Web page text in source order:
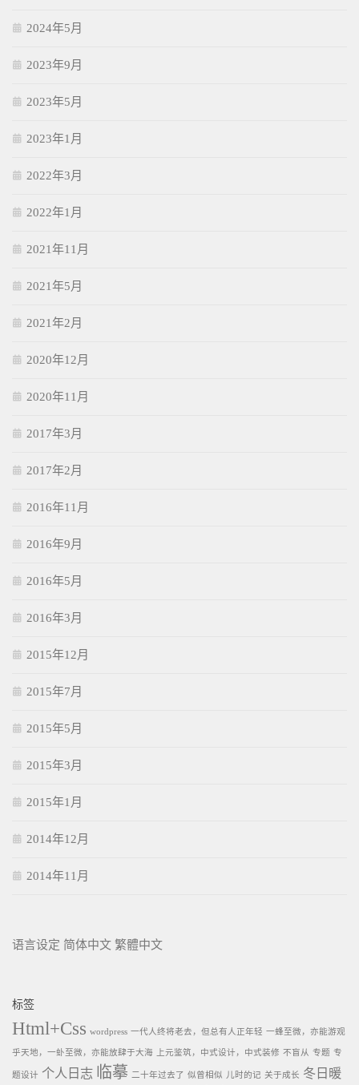
2024年5月
2023年9月
2023年5月
2023年1月
2022年3月
2022年1月
2021年11月
2021年5月
2021年2月
2020年12月
2020年11月
2017年3月
2017年2月
2016年11月
2016年9月
2016年5月
2016年3月
2015年12月
2015年7月
2015年5月
2015年3月
2015年1月
2014年12月
2014年11月
语言设定 简体中文 繁體中文
标签
Html+Css wordpress 一代人终将老去，但总有人正年轻 一蜂至微，亦能游观
乎天地，一虲至微，亦能放肆于大海 上元鉴筑，中式设计，中式装修 不盲从 专题 专
题设计 个人日志 临摹 二十年过去了 似曾相似 儿时的记 关于成长 冬日暖